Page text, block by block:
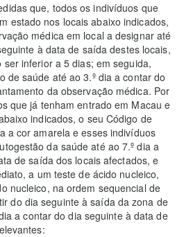
que, todos os indivíduos que
estado nos locais abaixo indicados,
médica em local a designar até
à data de saída destes locais,
inferior a 5 dias; em seguida,
de saúde até ao 3.º dia a contar do
da observação médica. Por
que já tenham entrado em Macau e
indicados, o seu Código de
a cor amarela e esses indivíduos
da saúde até ao 7.º dia a
de saída dos locais afectados, e
a um teste de ácido nucleico,
nucleico, na ordem sequencial de
do dia seguinte à saída da zona de
a contar do dia seguinte à data de